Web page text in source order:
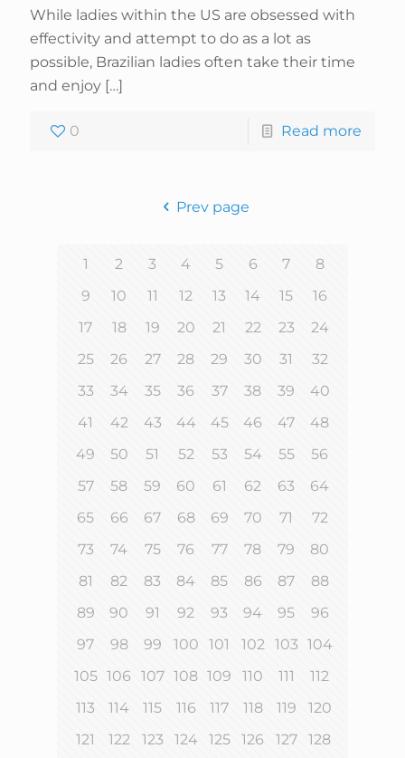
While ladies within the US are obsessed with
effectivity and attempt to do as a lot as
possible, Brazilian ladies often take their time
and enjoy […]
0 Read more
Prev page
1 2 3 4 5 6 7
8
9
10 11 12 13 14 15
16
17
18 19 20 21 22 23
24
25
26 27 28 29 30 31
32
33
34 35 36 37 38 39
40
41
42 43 44 45 46 47
48
49
50 51 52 53 54 55
56
57
58 59 60 61 62 63
64
65
66 67 68 69 70 71
72
73
74 75 76 77 78 79
80
81
82 83 84 85 86 87
88
89
90 91 92 93 94 95
96
97
98 99 100 101 102 103 104
105 106 107 108 109 110 111
112
113
114 115 116 117 118 119
120
121
122 123 124 125 126 127
128